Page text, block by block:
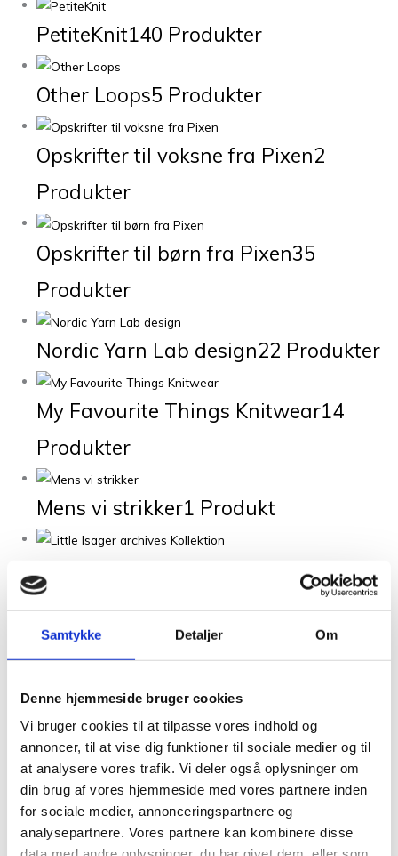
Samtykke Detaljer Om
Denne hjemmeside bruger cookies
Vi bruger cookies til at tilpasse vores indhold og
annoncer, til at vise dig funktioner til sociale medier og til
at analysere vores trafik. Vi deler også oplysninger om
din brug af vores hjemmeside med vores partnere inden
for sociale medier, annonceringspartnere og
analysepartnere. Vores partnere kan kombinere disse
PetiteKnit140 Produkter
Other Loops5 Produkter
Opskrifter til voksne fra Pixen2
Produkter
Opskrifter til børn fra Pixen35
Produkter
Nordic Yarn Lab design22 Produkter
My Favourite Things Knitwear14
Produkter
Mens vi strikker1 Produkt
Little Isager archives Kollektion 5
Produkter
Lisa Renner1 Produkt
Lene Rix2 Produkter
Lene Holme Samsøe28 Produkter
Laura Dalgaard1 Produkt